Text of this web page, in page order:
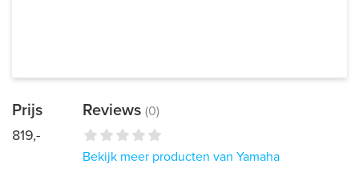
Prijs
819,-
Reviews (0)
Bekijk meer producten van Yamaha